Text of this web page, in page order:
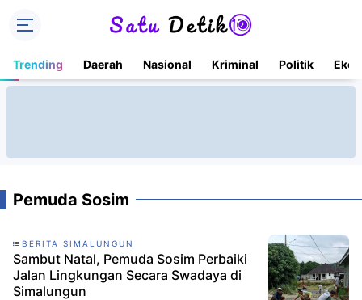
Trending Daerah Nasional Kriminal Politik
Pemuda Sosim
BERITA SIMALUNGUN
Sambut Natal, Pemuda Sosim Perbaiki
Jalan Lingkungan Secara Swadaya di
Simalungun